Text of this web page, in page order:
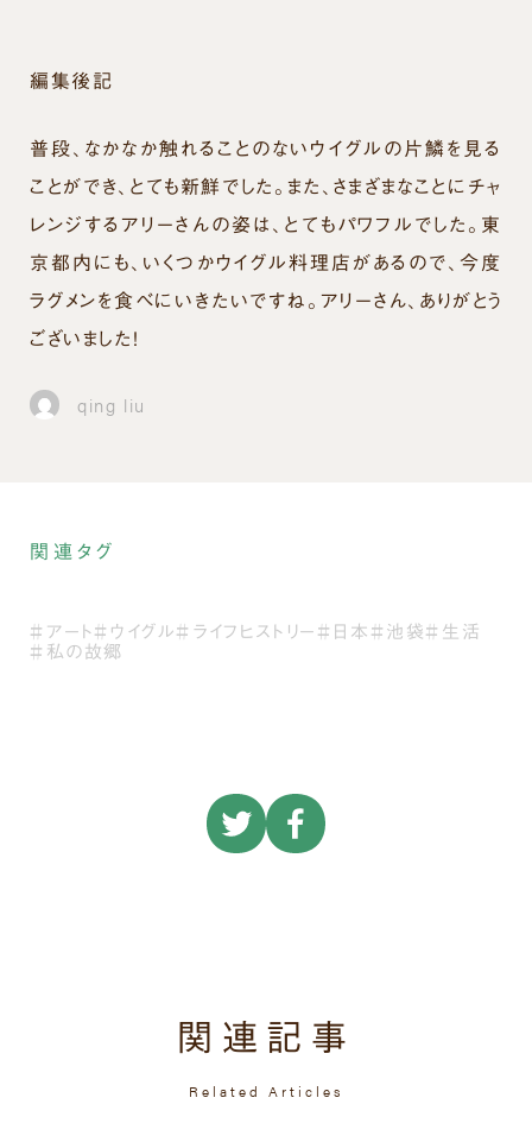
編集後記
普段、なかなか触れることのないウイグルの片鱗を見る
ことができ、とても新鮮でした。また、さまざまなことにチャ
レンジするアリーさんの姿は、とてもパワフルでした。東
京都内にも、いくつかウイグル料理店があるので、今度
ラグメンを食べにいきたいですね。アリーさん、ありがとう
ございました！
qing liu
関連タグ
＃アート＃ウイグル＃ライフヒストリー＃日本＃池袋＃生活
＃私の故郷
関連記事
Related Articles